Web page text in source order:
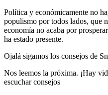
Política y económicamente no
populismo por todos lados, que
economía no acaba por
ha estado presente.
Ojalá sigamos los consejos de
Nos leemos la próxima. ¡Hay
escuchar consejos